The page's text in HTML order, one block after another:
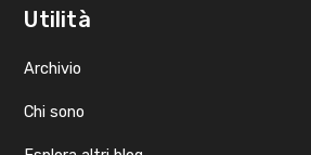
Utilità
Archivio
Chi sono